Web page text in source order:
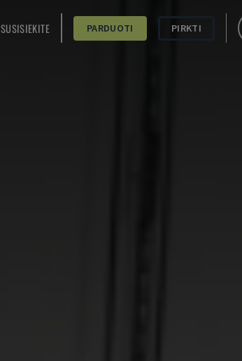
SUSISIEKITE PARDUOTI PIRKTI